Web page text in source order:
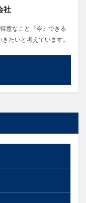
社
意なこと『今』できる
たいと考えています。